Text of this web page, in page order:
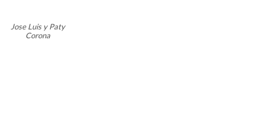
Jose Luis y Paty
Corona